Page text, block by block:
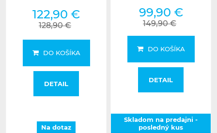
122,90 €
128,90 €
DO KOŠÍKA
DETAIL
Na dotaz
99,90 €
149,90 €
DO KOŠÍKA
DETAIL
Skladom na predajni -
posledný kus